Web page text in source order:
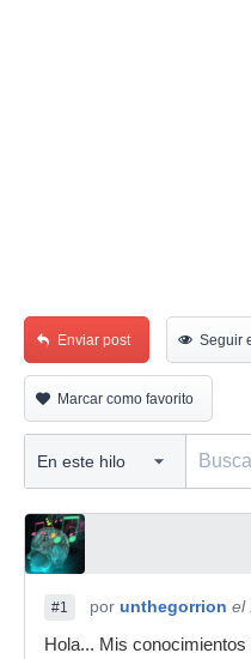
Enviar post Seguir
Marcar como favorito
#1 por unthegorrion el
Hola... Mis